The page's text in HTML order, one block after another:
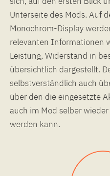
Unterseite des Mods. Auf
Monochrom-Display
relevanten Informationen
Leistung, Widerstand in
übersichtlich dargestellt.
selbstverständlich auch
über den die eingesetzte
auch im Mod selber
werden kann.